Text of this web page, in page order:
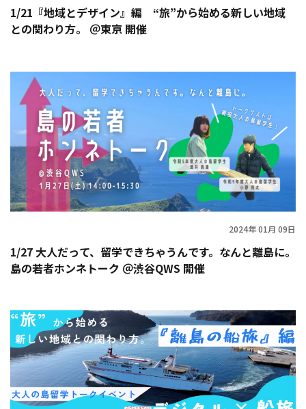
1/21『地域とデザイン』編 “旅”から始める新しい地域
との関わり方。 ＠東京 開催
2024年 01月 09日
1/27 大人だって、留学できちゃうんです。なんと離島に。
島の若者ホンネトーク ＠渋谷QWS 開催